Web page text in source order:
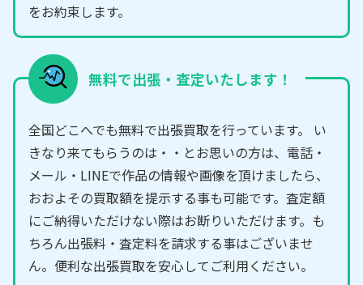
をお約束します。
無料で出張・査定いたします！
全国どこへでも無料で出張買取を行っています。 い
きなり来てもらうのは・・とお思いの方は、電話・
メール・LINEで作品の情報や画像を頂けましたら、
おおよその買取額を提示する事も可能です。査定額
にご納得いただけない際はお断りいただけます。も
ちろん出張料・査定料を請求する事はございませ
ん。便利な出張買取を安心してご利用ください。